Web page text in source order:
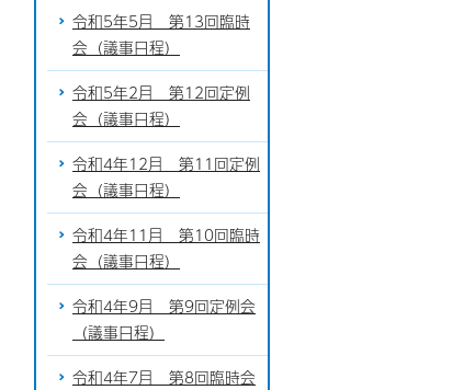
令和5年5月 第13回臨時
会（議事日程）
令和5年2月 第12回定例
会（議事日程）
令和4年12月 第11回定例
会（議事日程）
令和4年11月 第10回臨時
会（議事日程）
令和4年9月 第9回定例会
（議事日程）
令和4年7月 第8回臨時会